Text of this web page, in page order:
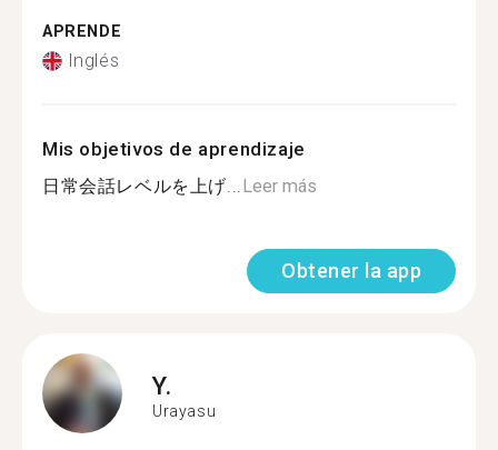
APRENDE
Inglés
Mis objetivos de aprendizaje
日常会話レベルを上げ...Leer más
Obtener la app
Y.
Urayasu